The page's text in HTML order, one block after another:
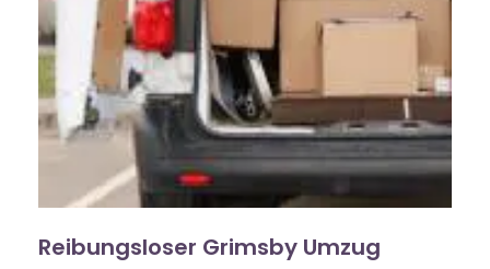
Reibungsloser Grimsby Umzug